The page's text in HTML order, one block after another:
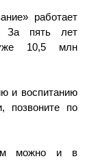
работает
За пять лет
10,5 млн
и воспитанию
позвоните по
можно и в